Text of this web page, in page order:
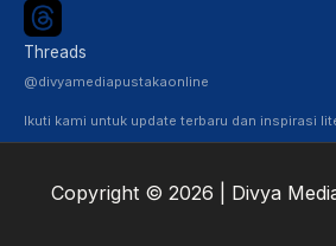
Threads
@divyamediapustakaonline
Ikuti kami untuk update terbaru dan inspirasi
Copyright © 2026 | Divya